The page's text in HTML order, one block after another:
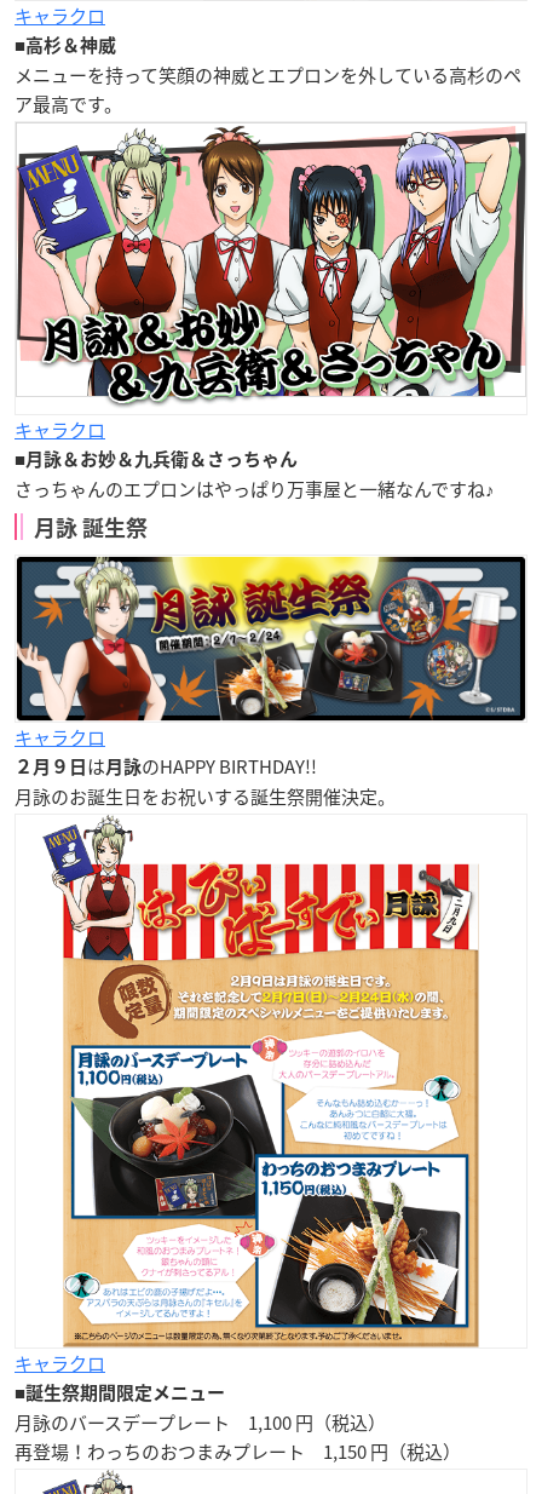
キャラクロ
■高杉＆神威
メニューを持って笑顔の神威とエプロンを外している高杉のペ
ア最高です。
キャラクロ
■月詠＆お妙＆九兵衛＆さっちゃん
さっちゃんのエプロンはやっぱり万事屋と一緒なんですね♪
月詠 誕生祭
キャラクロ
２月９日 は 月詠のHAPPY BIRTHDAY!!
月詠のお誕生日をお祝いする誕生祭開催決定。
キャラクロ
■誕生祭期間限定メニュー
月詠のバースデープレート 1,100 円（税込）
再登場！わっちのおつまみプレート 1,150 円（税込）